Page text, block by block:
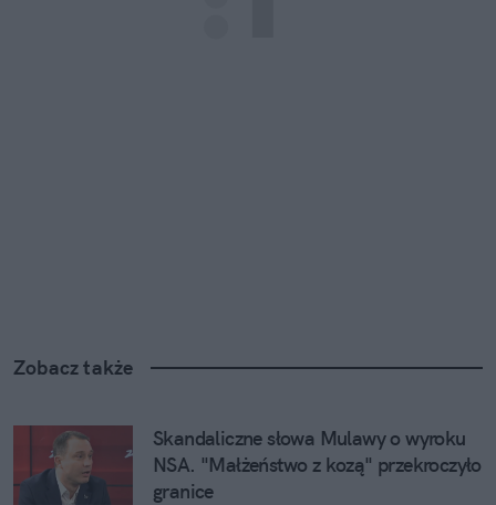
Zobacz także
Skandaliczne słowa Mulawy o wyroku
NSA. "Małżeństwo z kozą" przekroczyło
granice